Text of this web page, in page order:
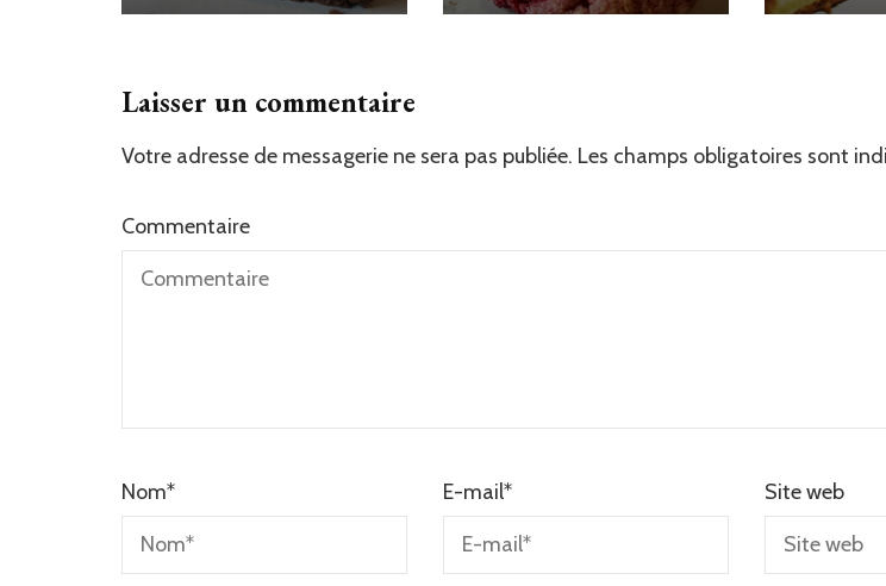
Laisser un commentaire
Votre adresse de messagerie ne sera pas publiée. Les champs obligatoires sont
Commentaire
Nom* E-mail* Site web